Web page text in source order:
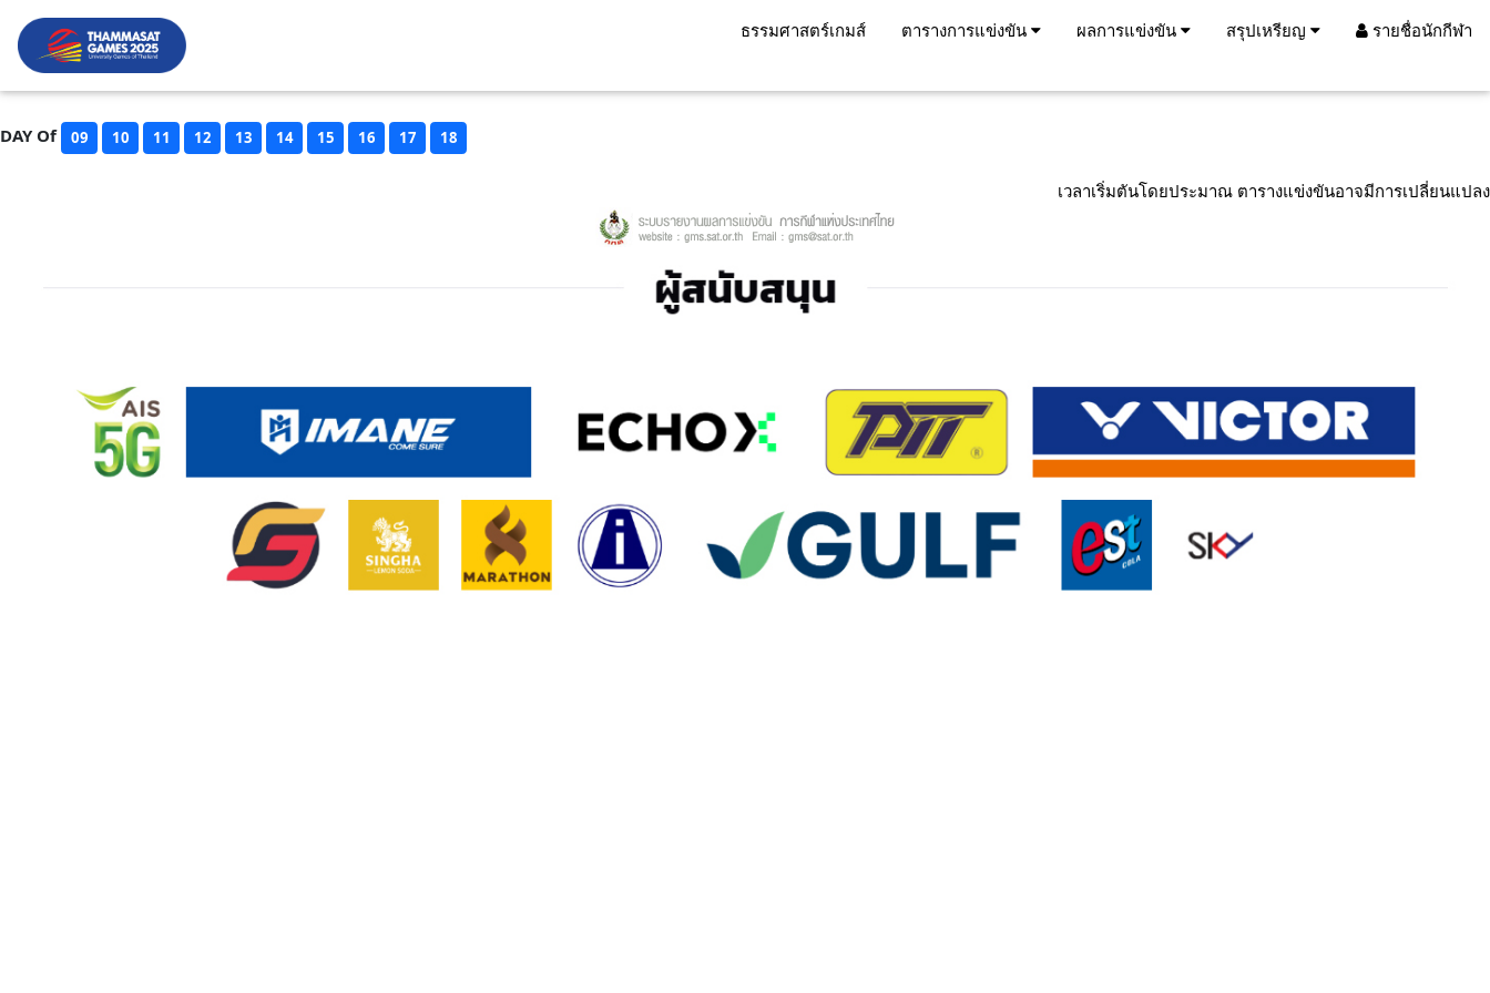
ธรรมศาสตร์เกมส์ ตารางการแข่งขัน ผลการแข่งขัน สรุปเหรียญ รายชื่อนักกีฬา
DAY Of 09 10 11 12 13 14 15 16 17 18
เวลาเริ่มตันโดยประมาณ ตารางแข่งขันอาจมีการเปลี่ยนแปลง